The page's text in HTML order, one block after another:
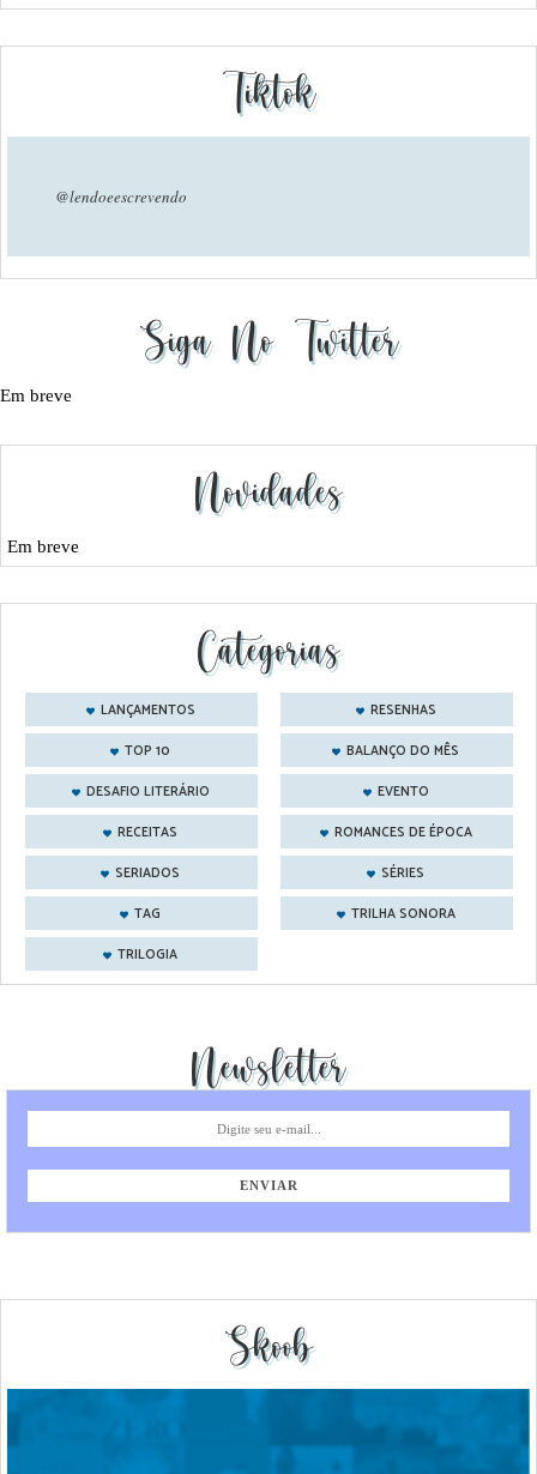
Tiktok
@lendoeescrevendo
Siga No Twitter
Em breve
Novidades
Em breve
Categorias
LANÇAMENTOS
RESENHAS
TOP 10
BALANÇO DO MÊS
DESAFIO LITERÁRIO
EVENTO
RECEITAS
ROMANCES DE ÉPOCA
SERIADOS
SÉRIES
TAG
TRILHA SONORA
TRILOGIA
Newsletter
Skoob